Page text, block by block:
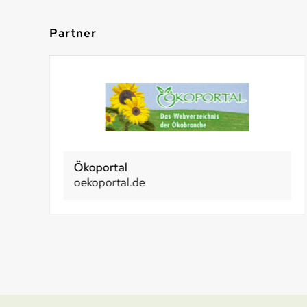
Partner
Ökoportal
oekoportal.de